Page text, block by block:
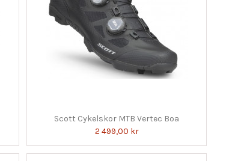
Scott Cykelskor MTB Vertec Boa
2 499,00 kr